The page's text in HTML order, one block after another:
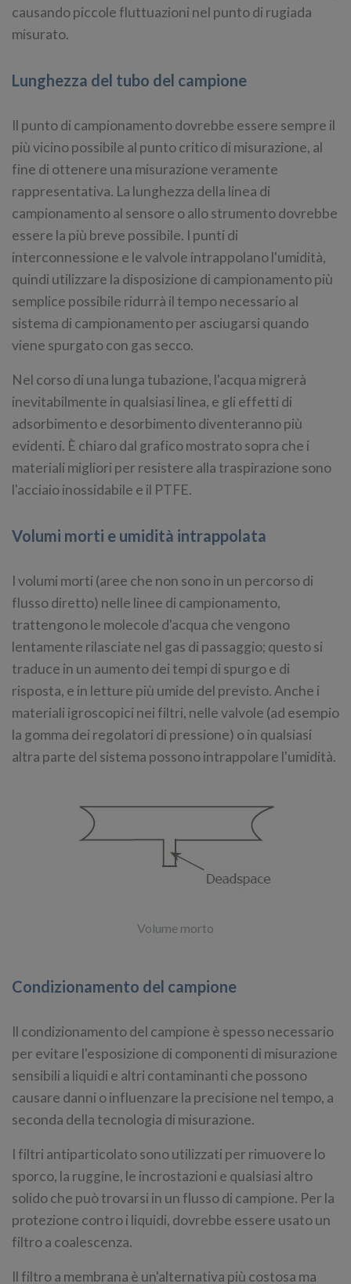
causando piccole fluttuazioni nel punto di rugiada
misurato.
Lunghezza del tubo del campione
Il punto di campionamento dovrebbe essere sempre il
più vicino possibile al punto critico di misurazione, al
fine di ottenere una misurazione veramente
rappresentativa. La lunghezza della linea di
campionamento al sensore o allo strumento dovrebbe
essere la più breve possibile. I punti di
interconnessione e le valvole intrappolano l'umidità,
quindi utilizzare la disposizione di campionamento più
semplice possibile ridurrà il tempo necessario al
sistema di campionamento per asciugarsi quando
viene spurgato con gas secco.
Nel corso di una lunga tubazione, l'acqua migrerà
inevitabilmente in qualsiasi linea, e gli effetti di
adsorbimento e desorbimento diventeranno più
evidenti. È chiaro dal grafico mostrato sopra che i
materiali migliori per resistere alla traspirazione sono
l'acciaio inossidabile e il PTFE.
Volumi morti e umidità intrappolata
I volumi morti (aree che non sono in un percorso di
flusso diretto) nelle linee di campionamento,
trattengono le molecole d'acqua che vengono
lentamente rilasciate nel gas di passaggio; questo si
traduce in un aumento dei tempi di spurgo e di
risposta, e in letture più umide del previsto. Anche i
materiali igroscopici nei filtri, nelle valvole (ad esempio
la gomma dei regolatori di pressione) o in qualsiasi
altra parte del sistema possono intrappolare l'umidità.
Volume morto
Condizionamento del campione
Il condizionamento del campione è spesso necessario
per evitare l'esposizione di componenti di misurazione
sensibili a liquidi e altri contaminanti che possono
causare danni o influenzare la precisione nel tempo, a
seconda della tecnologia di misurazione.
I filtri antiparticolato sono utilizzati per rimuovere lo
sporco, la ruggine, le incrostazioni e qualsiasi altro
solido che può trovarsi in un flusso di campione. Per la
protezione contro i liquidi, dovrebbe essere usato un
filtro a coalescenza.
Il filtro a membrana è un'alternativa più costosa ma